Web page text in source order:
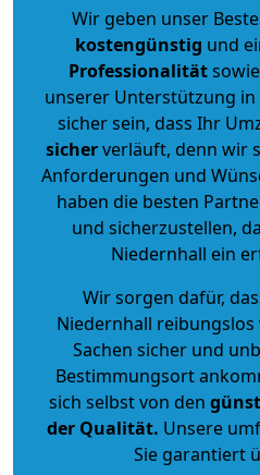
Wir geben unser
kostengünstig und
Professionalität
unserer Unterstützung
sicher sein, dass Ihr
sicherverläuft, denn wir
Anforderungen und
haben die besten
und sicherzustellen,
Niedernhall ein
Wir sorgen dafür,
Niedernhall
Sachen sicher und
Bestimmungsort
sich selbst von den
der Qualität. Unsere
Sie garantiert